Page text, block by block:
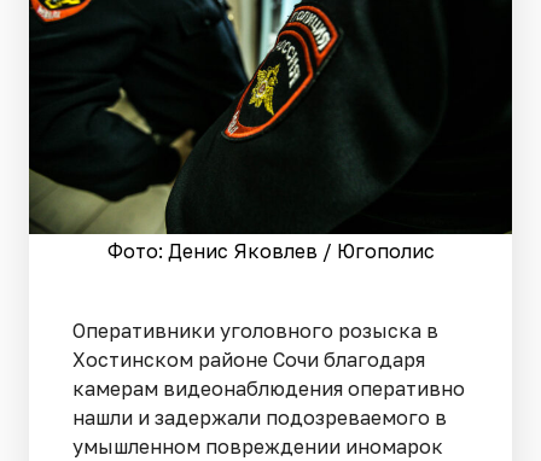
Фото: Денис Яковлев / Югополис
Оперативники уголовного розыска в
Хостинском районе Сочи благодаря
камерам видеонаблюдения оперативно
нашли и задержали подозреваемого в
умышленном повреждении иномарок